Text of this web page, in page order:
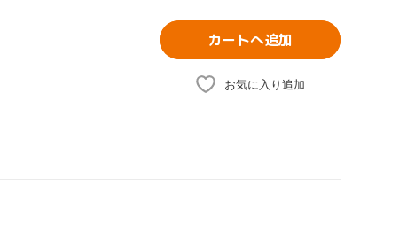
カートへ追加
お気に入り追加